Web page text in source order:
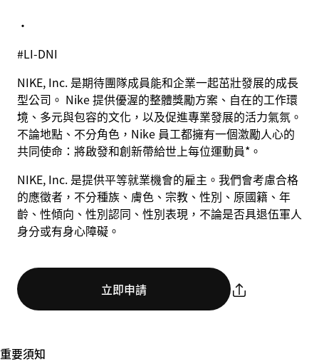
•
#LI-DNI
NIKE, Inc. 是期待團隊成員能和企業一起茁壯發展的成長
型公司。 Nike 提供優渥的整體獎勵方案、自在的工作環
境、多元與包容的文化，以及促進專業發展的活力氣氛。
不論地點、不分角色，Nike 員工都擁有一個激勵人心的
共同使命：將啟發和創新帶給世上每位運動員*。
NIKE, Inc. 是提供平等就業機會的雇主。我們會考慮合格
的應徵者，不分種族、膚色、宗教、性別、原國籍、年
齡、性傾向、性別認同、性別表現，不論是否具退伍軍人
身分或有身心障礙。
立即申請
重要須知